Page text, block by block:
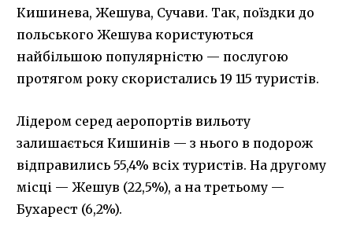
Кишинева, Жешува, Сучави. Так, поїздки до
польського Жешува користуються
найбільшою популярністю — послугою
протягом року скористались 19 115 туристів.
Лідером серед аеропортів вильоту
залишається Кишинів — з нього в подорож
відправились 55,4% всіх туристів. На другому
місці — Жешув (22,5%), а на третьому —
Бухарест (6,2%).